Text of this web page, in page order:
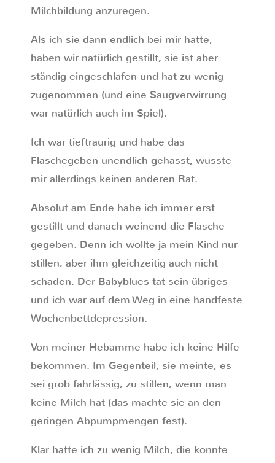
Milchbildung anzuregen.
Als ich sie dann endlich bei mir hatte,
haben wir natürlich gestillt, sie ist aber
ständig eingeschlafen und hat zu wenig
zugenommen (und eine Saugverwirrung
war natürlich auch im Spiel).
Ich war tieftraurig und habe das
Flaschegeben unendlich gehasst, wusste
mir allerdings keinen anderen Rat.
Absolut am Ende habe ich immer erst
gestillt und danach weinend die Flasche
gegeben. Denn ich wollte ja mein Kind nur
stillen, aber ihm gleichzeitig auch nicht
schaden. Der Babyblues tat sein übriges
und ich war auf dem Weg in eine handfeste
Wochenbettdepression.
Von meiner Hebamme habe ich keine Hilfe
bekommen. Im Gegenteil, sie meinte, es
sei grob fahrlässig, zu stillen, wenn man
keine Milch hat (das machte sie an den
geringen Abpumpmengen fest).
Klar hatte ich zu wenig Milch, die konnte